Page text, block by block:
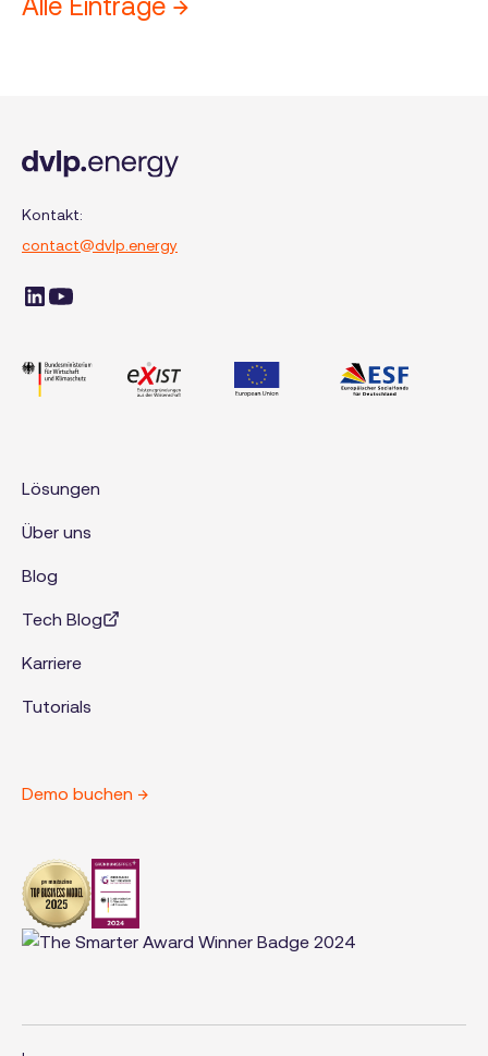
ist es wichtig, den künftigen Netzausbau von
Alle Einträge →
Kontakt:
contact@dvlp.energy
Lösungen
Über uns
Blog
Tech Blog
Karriere
Tutorials
Demo buchen →